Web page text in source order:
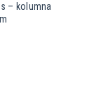
– kolumna